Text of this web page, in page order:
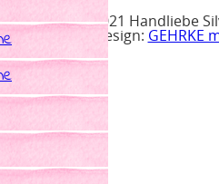
© 2021 Handliebe
Webdesign: GEHRKE